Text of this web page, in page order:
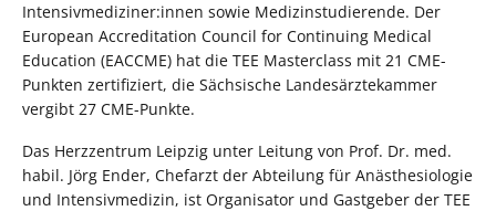
Intensivmediziner:innen sowie Medizinstudierende. Der
European Accreditation Council for Continuing Medical
Education (EACCME) hat die TEE Masterclass mit 21 CME-
Punkten zertifiziert, die Sächsische Landesärztekammer
vergibt 27 CME-Punkte.
Das Herzzentrum Leipzig unter Leitung von Prof. Dr. med.
habil. Jörg Ender, Chefarzt der Abteilung für Anästhesiologie
und Intensivmedizin, ist Organisator und Gastgeber der TEE